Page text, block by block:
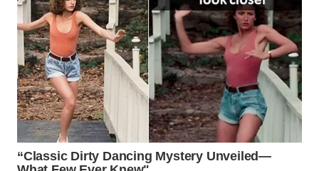
WN
BEKASI
WN
BOGOR
WN
DEPOK